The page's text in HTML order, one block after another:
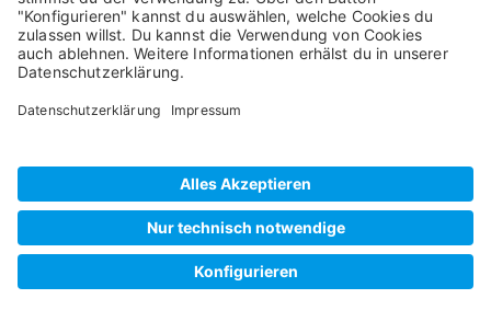
Widerrufsbelehrung
Datenschutz
AGB/Kundeninfos
Impressum
©2026artboxONE